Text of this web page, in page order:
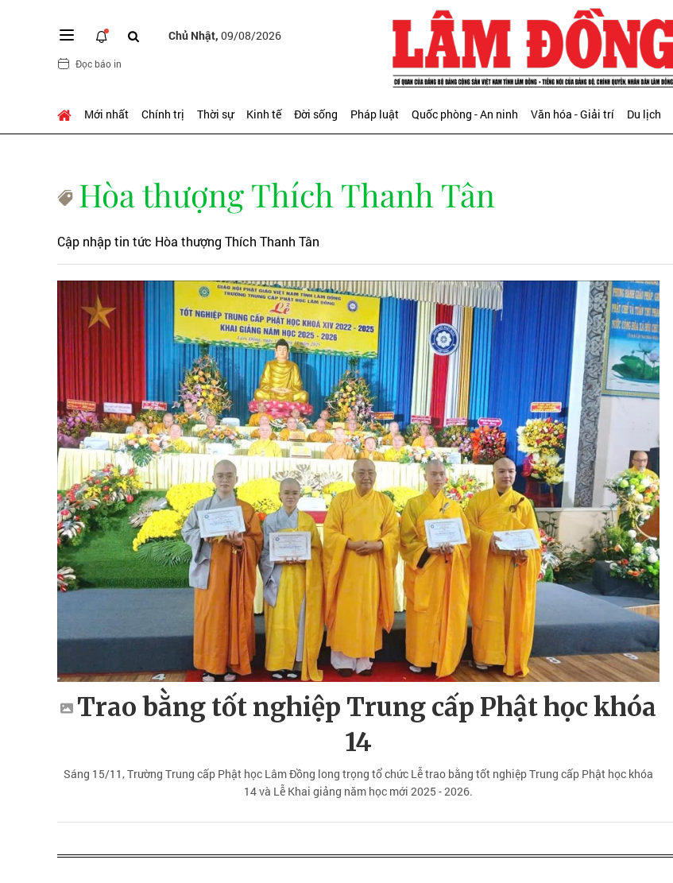
Chủ Nhật, 09/08/2026
Đọc báo in
Mới nhất Chính trị Thời sự Kinh tế Đời sống Pháp luật Quốc phòng - An ninh Văn hóa - Giải trí Du lịch
Hòa thượng Thích Thanh Tân
Cập nhập tin tức Hòa thượng Thích Thanh Tân
Trao bằng tốt nghiệp Trung cấp Phật học khóa
14
Sáng 15/11, Trường Trung cấp Phật học Lâm Đồng long trọng tổ chức Lễ trao bằng tốt nghiệp Trung cấp Phật học khóa
14 và Lễ Khai giảng năm học mới 2025 - 2026.